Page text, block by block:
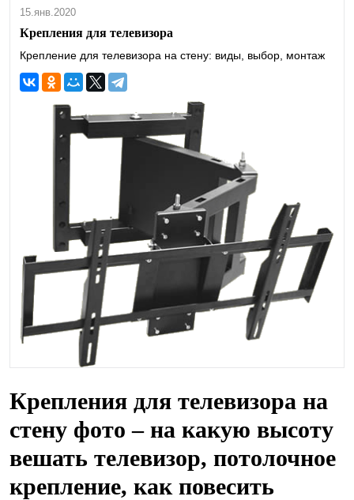
15.янв.2020
Крепления для телевизора
Крепление для телевизора на стену: виды, выбор, монтаж
Крепления для телевизора на
стену фото – на какую высоту
вешать телевизор, потолочное
крепление, как повесить